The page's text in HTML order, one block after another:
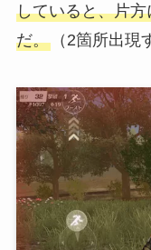
していると、片
だ。（2箇所出現